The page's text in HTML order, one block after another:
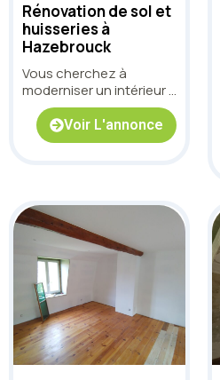
Rénovation de sol et
huisseries à
Hazebrouck
Vous cherchez à
moderniser un intérieur à
Hazebrouck tout en
conservant une circ
Voir L'annonce